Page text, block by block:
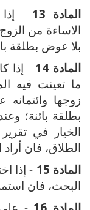
المادة 13
-
الاساءة من
بلا عوض بطلقة
المادة 14
- إذا
ما تعينت فيه
زوجها وائتمانه
بطلقة بائنة؛
الخيار في
الطلاق، فان
المادة 15
- إذا
البحث، فان